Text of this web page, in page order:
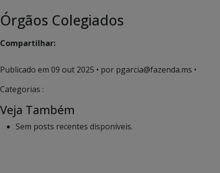
Órgãos Colegiados
Compartilhar:
Publicado em 09 out 2025 • por pgarcia@fazenda.ms •
Categorias :
Veja Também
Sem posts recentes disponíveis.